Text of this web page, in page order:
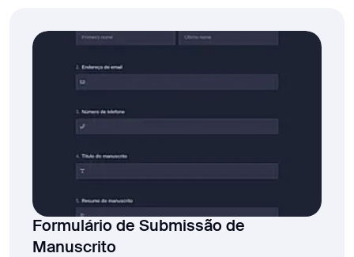
identidades com precisão.
Formulário de Submissão de
Manuscrito